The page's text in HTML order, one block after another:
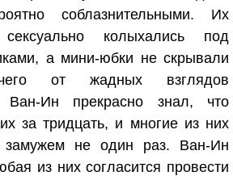
соблазнительными. Их
колыхались под
а мини-юбки не скрывали
от жадных взглядов
Ван-Ин прекрасно знал, что
за тридцать, и многие из них
замужем не один раз. Ван-Ин
из них согласится провести